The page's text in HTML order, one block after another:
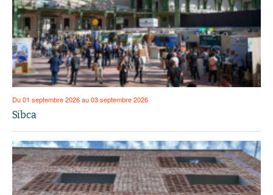
Du 01 septembre 2026 au 03 septembre 2026
Sibca